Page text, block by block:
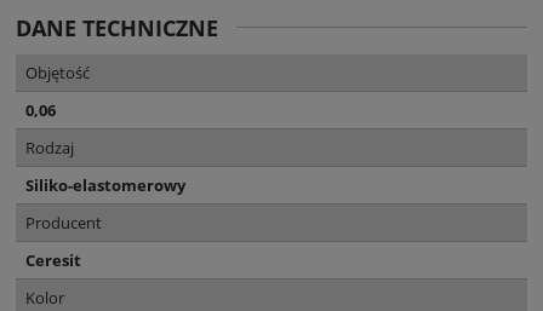
DANE TECHNICZNE
Objętość
0,06
Rodzaj
Siliko-elastomerowy
Producent
Ceresit
Kolor